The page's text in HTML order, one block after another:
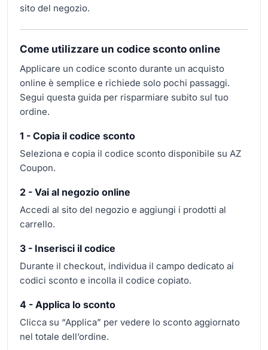
sito del negozio.
Come utilizzare un codice sconto online
Applicare un codice sconto durante un acquisto
online è semplice e richiede solo pochi passaggi.
Segui questa guida per risparmiare subito sul tuo
ordine.
1 - Copia il codice sconto
Seleziona e copia il codice sconto disponibile su AZ
Coupon.
2 - Vai al negozio online
Accedi al sito del negozio e aggiungi i prodotti al
carrello.
3 - Inserisci il codice
Durante il checkout, individua il campo dedicato ai
codici sconto e incolla il codice copiato.
4 - Applica lo sconto
Clicca su “Applica” per vedere lo sconto aggiornato
nel totale dell’ordine.